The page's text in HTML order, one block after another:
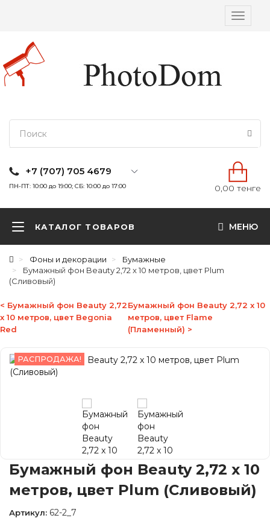
Вкл/
+7 (707) 705 4679
ПН-ПТ: 10:00 до 19:00; СБ: 10:00 до 17:00 0,00 тенге
КАТАЛОГ ТОВАРОВ МЕНЮ
Фоны и декорации
Бумажные
Бумажный фон Beauty 2,72 x 10 метров, цвет Plum
(Сливовый)
< Бумажный фон Beauty 2,72
x 10 метров, цвет Begonia
Red
Бумажный фон Beauty 2,72 x 10
метров, цвет Flame
(Пламенный) >
РАСПРОДАЖА!
Бумажный фон Beauty 2,72 x 10
метров, цвет Plum (Сливовый)
Артикул: 62-2_7